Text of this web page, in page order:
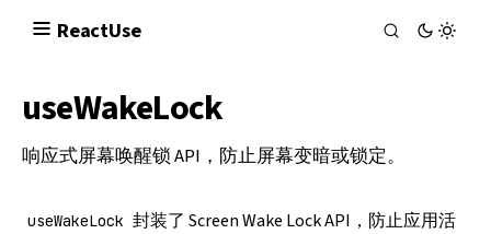
ReactUse
useWakeLock
响应式屏幕唤醒锁 API，防止屏幕变暗或锁定。
useWakeLock 封装了 Screen Wake Lock API ，防止应用活